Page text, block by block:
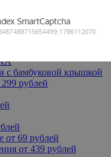
с бамбуковой крышкой
рублей
от 69 рублей
от 439 рублей